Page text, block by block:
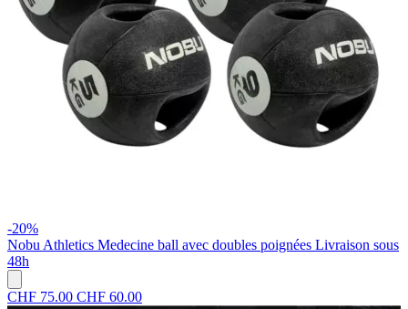
-20%
Nobu Athletics Medecine ball avec doubles poignées Livraison sous
48h
CHF 75.00 CHF 60.00